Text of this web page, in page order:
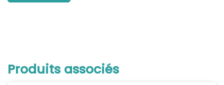
Produits associés